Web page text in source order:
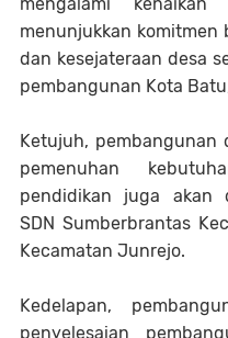
menunjukkan komitmen
dan kesejateraan desa
pembangunan Kota
Ketujuh, pembangunan
pemenuhan
pendidikan juga akan
SDN Sumberbrantas
Kecamatan Junrejo.
Kedelapan,
penyelesaian